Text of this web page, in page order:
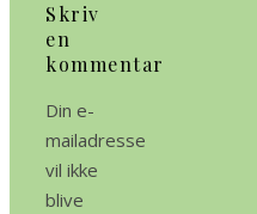
Skriv
en
kommentar
Din e-
mailadresse
vil ikke
blive